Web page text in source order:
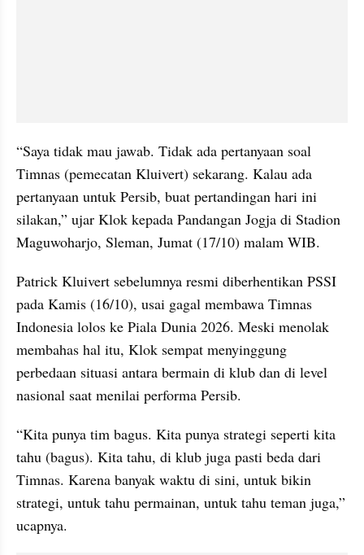
“Saya tidak mau jawab. Tidak ada pertanyaan soal
Timnas (pemecatan Kluivert) sekarang. Kalau ada
pertanyaan untuk Persib, buat pertandingan hari ini
silakan,” ujar Klok kepada Pandangan Jogja di Stadion
Maguwoharjo, Sleman, Jumat (17/10) malam WIB.
Patrick Kluivert sebelumnya resmi diberhentikan PSSI
pada Kamis (16/10), usai gagal membawa Timnas
Indonesia lolos ke Piala Dunia 2026. Meski menolak
membahas hal itu, Klok sempat menyinggung
perbedaan situasi antara bermain di klub dan di level
nasional saat menilai performa Persib.
“Kita punya tim bagus. Kita punya strategi seperti kita
tahu (bagus). Kita tahu, di klub juga pasti beda dari
Timnas. Karena banyak waktu di sini, untuk bikin
strategi, untuk tahu permainan, untuk tahu teman juga,”
ucapnya.